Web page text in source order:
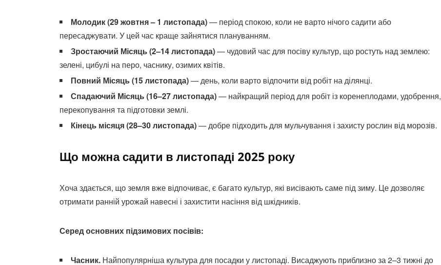
Молодик (29 жовтня – 1 листопада)— період спокою, коли не варто нічого садити або
пересаджувати. У цей час краще зайнятися плануванням.
Зростаючий Місяць (2–14 листопада)— чудовий час для посіву культур, що ростуть над землею:
зелені, цибулі на перо, часнику, озимих квітів.
Повний Місяць (15 листопада)— день, коли варто відпочити від робіт на ділянці.
Спадаючий Місяць (16–27 листопада)— найкращий період для робіт із коренеплодами, удобрення,
перекопування та підготовки землі.
Кінець місяця (28–30 листопада)— добре підходить для мульчування і захисту рослин від морозів.
Що можна садити в листопаді 2025 року
Хоча здається, що земля вже відпочиває, є багато культур, які висівають саме під зиму. Це дозволяє
отримати ранній урожай навесні і захистити насіння від шкідників.
Серед основних підзимових посівів:
Часник. Найпопулярніша культура для посадки у листопаді. Висаджують приблизно за 2–3 тижні до